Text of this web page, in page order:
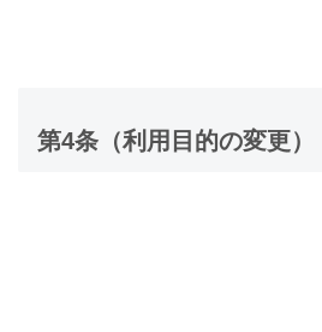
第4条（利用目的の変更）